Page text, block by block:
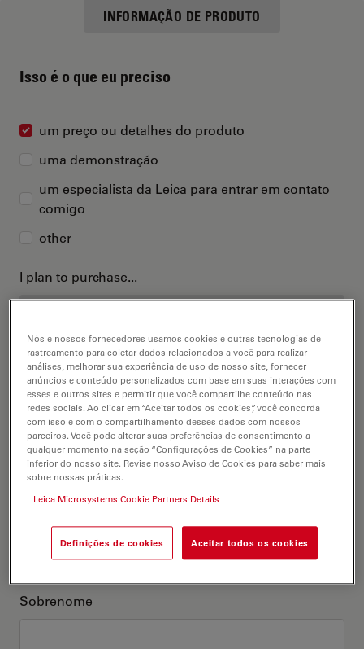
INFORMAÇÃO DE PRODUTO
Isso é o que eu preciso
um preço ou detalhes do produto
uma demonstração
um especialista da Leica para entrar em contato
comigo
other
I plan to purchase...
Este sou eu
Título acadêmico opcional
Sobrenome
Nós e nossos fornecedores usamos cookies e outras tecnologias de
rastreamento para coletar dados relacionados a você para realizar
análises, melhorar sua experiência de uso de nosso site, fornecer
anúncios e conteúdo personalizados com base em suas interações com
esses e outros sites e permitir que você compartilhe conteúdo nas
redes sociais. Ao clicar em “Aceitar todos os cookies”, você concorda
com isso e com o compartilhamento desses dados com nossos
parceiros. Você pode alterar suas preferências de consentimento a
qualquer momento na seção “Configurações de Cookies” na parte
inferior do nosso site. Revise nosso Aviso de Cookies para saber mais
sobre nossas práticas.
Leica Microsystems Cookie Partners Details
Definições de cookies Aceitar todos os cookies